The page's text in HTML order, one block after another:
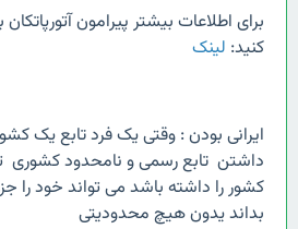
برای اطلاعات بیشتر پیرامون
کنید: لینک
ایرانی بودن : وقتی یک فرد تابع یک
داشتن تابع رسمی و نامحدود
کشور را داشته باشد می تواند خود را
بداند یدون هیچ محدودیتی